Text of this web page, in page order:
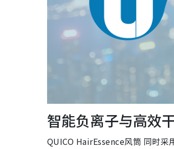
智能负离子与高效
QUICO HairEssence风筒 同时